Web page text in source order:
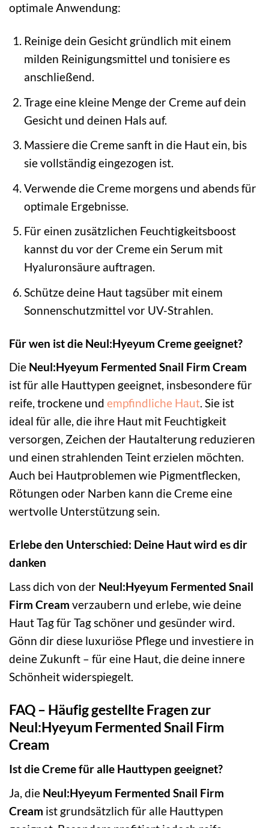
optimale Anwendung:
Reinige dein Gesicht gründlich mit einem
milden Reinigungsmittel und tonisiere es
anschließend.
Trage eine kleine Menge der Creme auf dein
Gesicht und deinen Hals auf.
Massiere die Creme sanft in die Haut ein, bis
sie vollständig eingezogen ist.
Verwende die Creme morgens und abends für
optimale Ergebnisse.
Für einen zusätzlichen Feuchtigkeitsboost
kannst du vor der Creme ein Serum mit
Hyaluronsäure auftragen.
Schütze deine Haut tagsüber mit einem
Sonnenschutzmittel vor UV-Strahlen.
Für wen ist die Neul:Hyeyum Creme geeignet?
Die Neul:Hyeyum Fermented Snail Firm Cream
ist für alle Hauttypen geeignet, insbesondere für
reife, trockene und empfindliche Haut. Sie ist
ideal für alle, die ihre Haut mit Feuchtigkeit
versorgen, Zeichen der Hautalterung reduzieren
und einen strahlenden Teint erzielen möchten.
Auch bei Hautproblemen wie Pigmentflecken,
Rötungen oder Narben kann die Creme eine
wertvolle Unterstützung sein.
Erlebe den Unterschied: Deine Haut wird es dir
danken
Lass dich von der Neul:Hyeyum Fermented Snail
Firm Cream verzaubern und erlebe, wie deine
Haut Tag für Tag schöner und gesünder wird.
Gönn dir diese luxuriöse Pflege und investiere in
deine Zukunft – für eine Haut, die deine innere
Schönheit widerspiegelt.
FAQ – Häufig gestellte Fragen zur
Neul:Hyeyum Fermented Snail Firm
Cream
Ist die Creme für alle Hauttypen geeignet?
Ja, die Neul:Hyeyum Fermented Snail Firm
Cream ist grundsätzlich für alle Hauttypen